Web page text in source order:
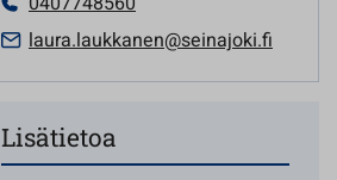
laura.laukkanen@seinajoki.fi
Lisätietoa